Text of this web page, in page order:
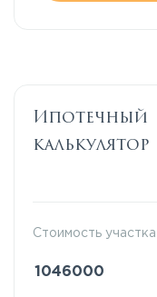
Ипотечный
калькулятор
Стоимость участка